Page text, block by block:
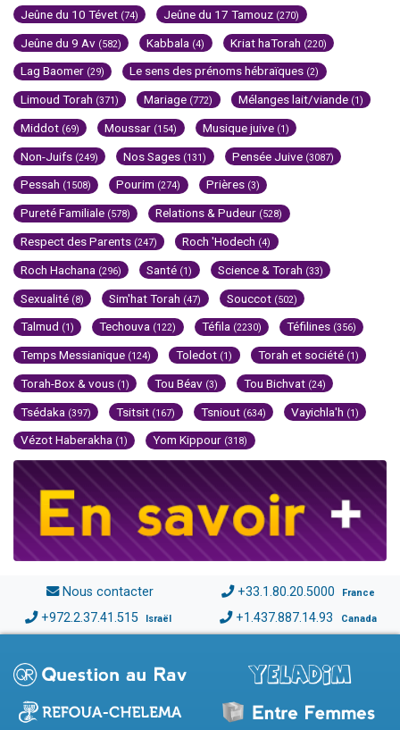
Jeûne du 10 Tévet (74) Jeûne du 17 Tamouz (270)
Jeûne du 9 Av (582) Kabbala (4) Kriat haTorah (220)
Lag Baomer (29) Le sens des prénoms hébraïques (2)
Limoud Torah (371) Mariage (772) Mélanges lait/viande (1)
Middot (69) Moussar (154) Musique juive (1)
Non-Juifs (249) Nos Sages (131) Pensée Juive (3087)
Pessah (1508) Pourim (274) Prières (3)
Pureté Familiale (578) Relations & Pudeur (528)
Respect des Parents (247) Roch 'Hodech (4)
Roch Hachana (296) Santé (1) Science & Torah (33)
Sexualité (8) Sim'hat Torah (47) Souccot (502)
Talmud (1) Techouva (122) Téfila (2230) Téfilines (356)
Temps Messianique (124) Toledot (1) Torah et société (1)
Torah-Box & vous (1) Tou Béav (3) Tou Bichvat (24)
Tsédaka (397) Tsitsit (167) Tsniout (634) Vayichla'h (1)
Vézot Haberakha (1) Yom Kippour (318)
Nous contacter +33.1.80.20.5000 France
+972.2.37.41.515 Israël +1.437.887.14.93 Canada